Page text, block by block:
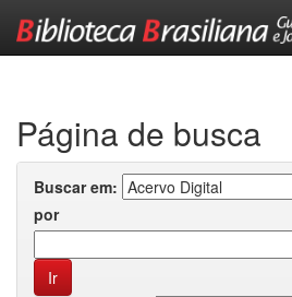
Página de busca
Buscar em:
por